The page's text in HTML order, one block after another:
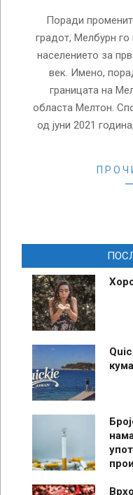
Поради
градот, Мелбурн го
населението за
век. Имено,
границата на
областа Мелтон.
од јуни 2021